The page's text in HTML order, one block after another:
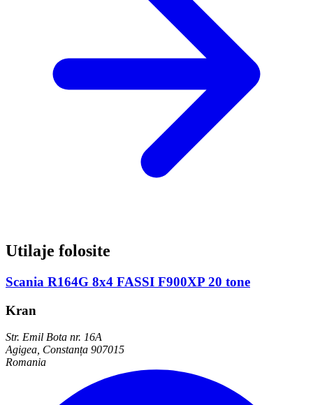
Utilaje folosite
Scania R164G 8x4 FASSI F900XP 20 tone
Kran
Str. Emil Bota nr. 16A
Agigea, Constanța 907015
Romania